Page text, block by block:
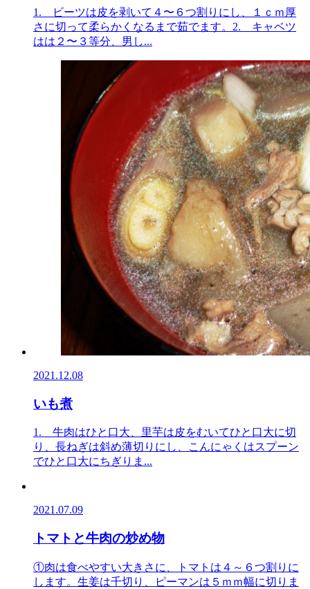
1. ビーツは皮を剥いて４〜６つ割りにし、１ｃｍ厚
さに切って柔らかくなるまで茹でます。2. キャベツ
はは２〜３等分、男し...
2021.12.08
いも煮
1. 牛肉はひと口大、里芋は皮をむいてひと口大に切
り、長ねぎは斜め薄切りにし、こんにゃくはスプーン
でひと口大にちぎりま...
2021.07.09
トマトと牛肉の炒め物
①肉は食べやすい大きさに、トマトは４～６つ割りに
します。生姜は千切り、ピーマンは５ｍｍ幅に切りま